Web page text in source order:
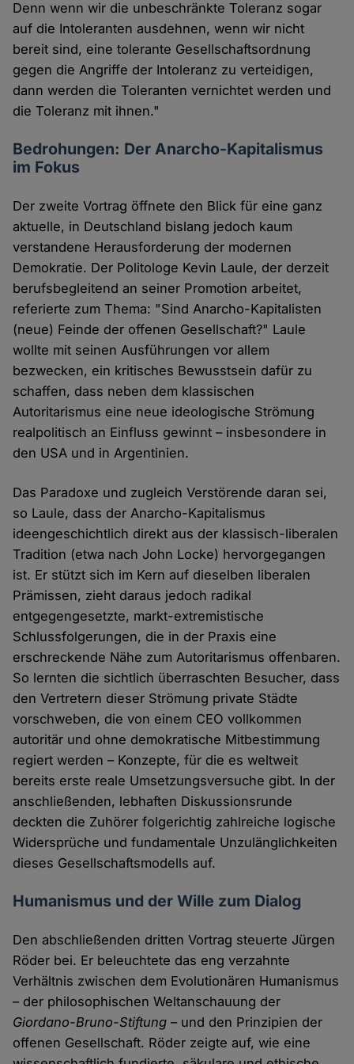
Denn wenn wir die unbeschränkte Toleranz sogar
auf die Intoleranten ausdehnen, wenn wir nicht
bereit sind, eine tolerante Gesellschaftsordnung
gegen die Angriffe der Intoleranz zu verteidigen,
dann werden die Toleranten vernichtet werden und
die Toleranz mit ihnen."
Bedrohungen: Der Anarcho-Kapitalismus
im Fokus
Der zweite Vortrag öffnete den Blick für eine ganz
aktuelle, in Deutschland bislang jedoch kaum
verstandene Herausforderung der modernen
Demokratie. Der Politologe Kevin Laule, der derzeit
berufsbegleitend an seiner Promotion arbeitet,
referierte zum Thema: "Sind Anarcho-Kapitalisten
(neue) Feinde der offenen Gesellschaft?" Laule
wollte mit seinen Ausführungen vor allem
bezwecken, ein kritisches Bewusstsein dafür zu
schaffen, dass neben dem klassischen
Autoritarismus eine neue ideologische Strömung
realpolitisch an Einfluss gewinnt – insbesondere in
den USA und in Argentinien.
Das Paradoxe und zugleich Verstörende daran sei,
so Laule, dass der Anarcho-Kapitalismus
ideengeschichtlich direkt aus der klassisch-liberalen
Tradition (etwa nach John Locke) hervorgegangen
ist. Er stützt sich im Kern auf dieselben liberalen
Prämissen, zieht daraus jedoch radikal
entgegengesetzte, markt-extremistische
Schlussfolgerungen, die in der Praxis eine
erschreckende Nähe zum Autoritarismus offenbaren.
So lernten die sichtlich überraschten Besucher, dass
den Vertretern dieser Strömung private Städte
vorschweben, die von einem CEO vollkommen
autoritär und ohne demokratische Mitbestimmung
regiert werden – Konzepte, für die es weltweit
bereits erste reale Umsetzungsversuche gibt. In der
anschließenden, lebhaften Diskussionsrunde
deckten die Zuhörer folgerichtig zahlreiche logische
Widersprüche und fundamentale Unzulänglichkeiten
dieses Gesellschaftsmodells auf.
Humanismus und der Wille zum Dialog
Den abschließenden dritten Vortrag steuerte Jürgen
Röder bei. Er beleuchtete das eng verzahnte
Verhältnis zwischen dem Evolutionären Humanismus
– der philosophischen Weltanschauung der
Giordano-Bruno-Stiftung – und den Prinzipien der
offenen Gesellschaft. Röder zeigte auf, wie eine